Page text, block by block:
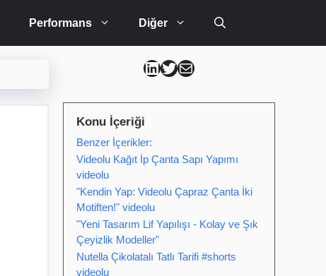
Performans Diğer
Can Kütahya Linkedin
Can Kütahya Twitter
Can Kütahya Mail
Konu İçeriği
Benzer İçerikler:
Videolu Kağıt İp Çanta Sapı Yapımı
videolu
"Kendin Yap: Videolu Çapraz Çanta İki
Motiften!" videolu
"Yeni Tasarım Lif Yapılışı - Kolay ve Şık
Çeyizlik Modeller"
Nutella Çikolatalı Tatlı Tarifi #shorts
videolu